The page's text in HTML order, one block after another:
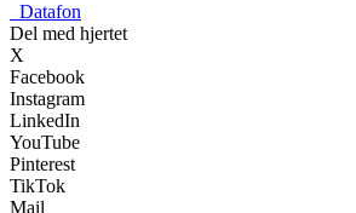
Datafon
Del med hjertet
X
Facebook
Instagram
LinkedIn
YouTube
Pinterest
TikTok
Mail